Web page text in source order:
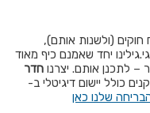
(ולשנות אותם),
גילינו יחד שאמנם כיף מאוד
– לתכנן אותם. יצרנו חדר
כולל יישום דיגיטלי ב-
שלנו כאן